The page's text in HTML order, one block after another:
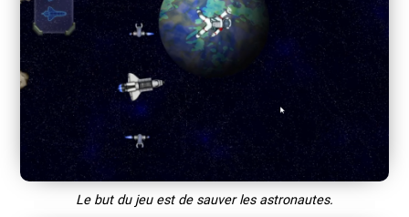
Le but du jeu est de sauver les astronautes.